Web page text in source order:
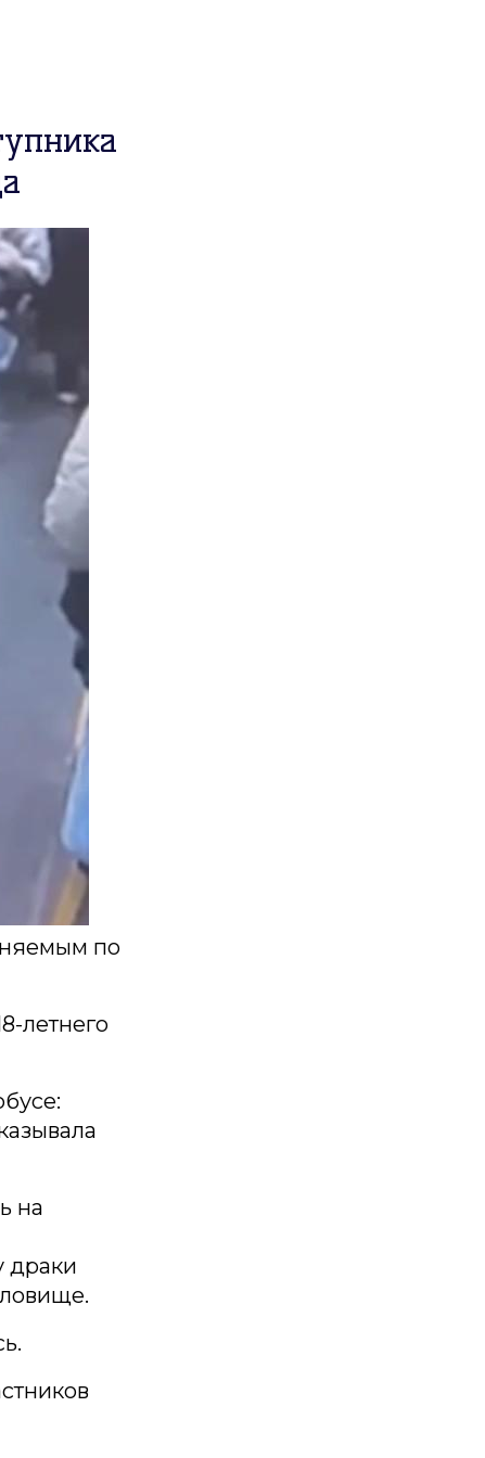
по
летнего
на
драки